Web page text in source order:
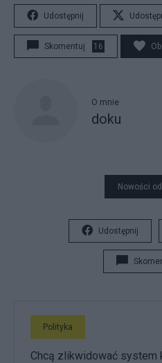
Udostępnij
Skomentuj 16
O mnie
doku
Nowości
Udostępnij
Polityka
Chcą zlikwidować system